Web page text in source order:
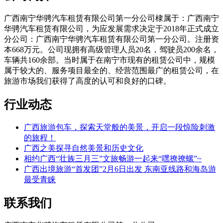
广西南宁华骋汽车租赁有限公司第一分公司棣属于：广西南宁
华骋汽车租赁有限公司，为应发展需求决定于2018年正式成立
分公司：广西南宁华骋汽车租赁有限公司第一分公司。注册资
本668万元。公司现拥有高级管理人员20名，驾驶员200余名，
车辆共160余部。当时属于在南宁市现有的租赁公司中，规模
属于较大的、服务项目最全的、经营范围最广的租赁公司，在
旅游市场我们获得了高度的认可和良好的口碑。
行业动态
广西旅游包车，探索天堂般的美景，开启一段惊险刺激
的旅程！
广西之美探寻自然美景和历史文化
相约广西“壮族三月三”文旅畅游一起来“嘿撩撩螺”~
广西出境旅游“首发团”2月6日出发 东南亚线路和海岛游
最受青睐
联系我们